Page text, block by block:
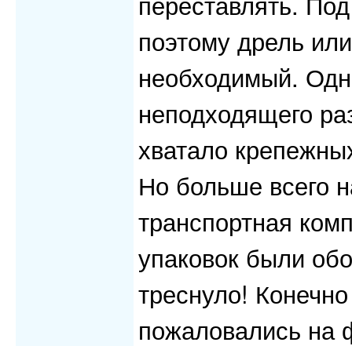
поэтому дрель
необходимый.
неподходящего
хватало
Но больше всего
транспортная
упаковок были
треснуло!
пожаловались на